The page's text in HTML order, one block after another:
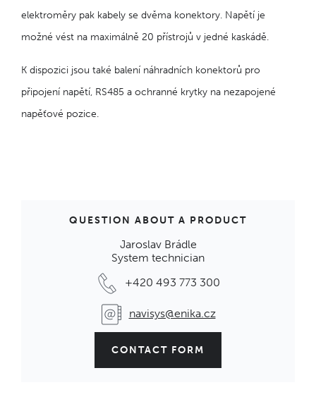
elektroměry pak kabely se dvěma konektory. Napětí je
možné vést na maximálně 20 přístrojů v jedné kaskádě.
K dispozici jsou také balení náhradních konektorů pro
připojení napětí, RS485 a ochranné krytky na nezapojené
napěťové pozice.
QUESTION ABOUT A PRODUCT
Jaroslav Brádle
System technician
+420 493 773 300
navisys@enika.cz
CONTACT FORM